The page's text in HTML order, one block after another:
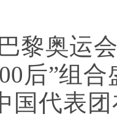
黎奥运
后”组
国代表